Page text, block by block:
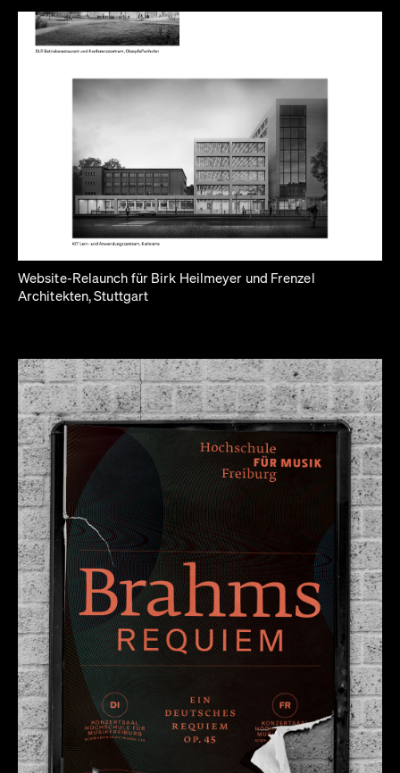
Website-Relaunch für Birk Heilmeyer und Frenzel
Architekten, Stuttgart